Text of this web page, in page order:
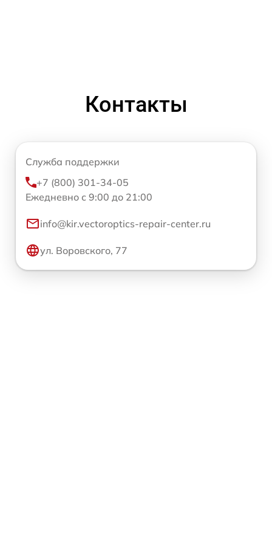
Контакты
Служба поддержки
+7 (800) 301-34-05
Ежедневно с 9:00 до 21:00
info@kir.vectoroptics-repair-center.ru
ул. Воровского, 77